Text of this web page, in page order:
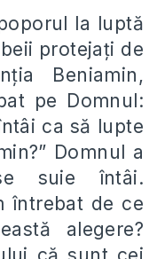
la luptă
protejați de
Beniamin,
pe Domnul:
ca să lupte
Domnul a
suie întâi.
întrebat de ce
alegere?